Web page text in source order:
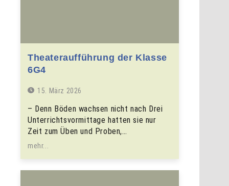
Theateraufführung der Klasse
6G4
15. März 2026
– Denn Böden wachsen nicht nach Drei
Unterrichtsvormittage hatten sie nur
Zeit zum Üben und Proben,…
mehr...